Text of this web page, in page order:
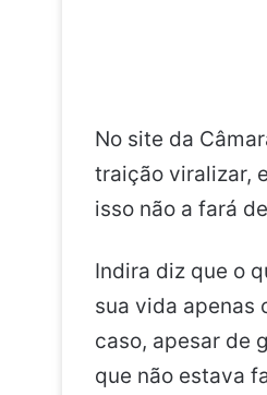
No site da
traição viralizar,
isso não a fará
Indira diz que o
sua vida apenas
caso, apesar de
que não estava